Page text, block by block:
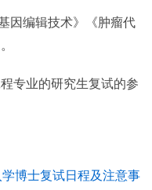
因编辑技术》《肿瘤代
专业的研究生复试的参
博士复试日程及注意事